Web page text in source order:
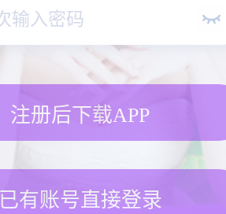
注册后下载APP
已有账号直接登录